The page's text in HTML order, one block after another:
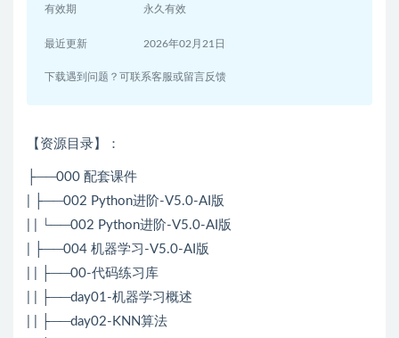
有效期 永久有效
最近更新 2026年02月21日
下载遇到问题？可联系客服或留言反馈
【资源目录】：
├──000 配套课件
| ├──002 Python进阶-V5.0-AI版
| | └──002 Python进阶-V5.0-AI版
| ├──004 机器学习-V5.0-AI版
| | ├──00-代码练习库
| | ├──day01-机器学习概述
| | ├──day02-KNN算法